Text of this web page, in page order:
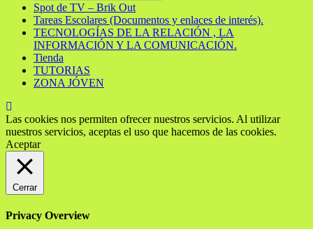
Spot de TV – Brik Out
Tareas Escolares (Documentos y enlaces de interés).
TECNOLOGÍAS DE LA RELACIÓN , LA
INFORMACIÓN Y LA COMUNICACIÓN.
Tienda
TUTORIAS
ZONA JÓVEN
Las cookies nos permiten ofrecer nuestros servicios. Al utilizar
nuestros servicios, aceptas el uso que hacemos de las cookies.
Aceptar
Cerrar
Privacy Overview